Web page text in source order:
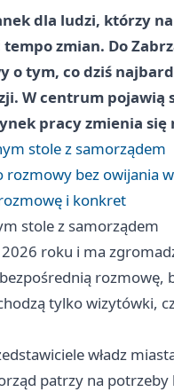
dla ludzi, którzy
zmian. Do
o tym, co dziś
W centrum pojawią
pracy zmienia się
stole z samorządem
bez owijania w
i konkret
stole z samorządem
roku i ma
rozmowę,
tylko wizytówki,
władz
patrzy na